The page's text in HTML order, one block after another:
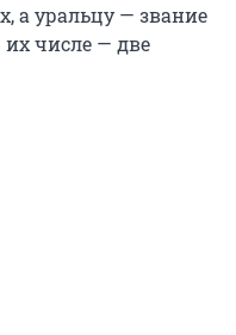
а уральцу — звание
числе — две